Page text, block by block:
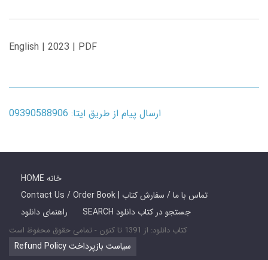
English | 2023 | PDF
ارسال پیام از طریق ایتا: 09390588906
HOME خانه
Contact Us / Order Book | تماس با ما / سفارش کتاب
راهنمای دانلود
SEARCH جستجو در کتاب دانلود
کتاب دانلود: از 1391 تا کنون - تمامی حقوق محفوظ است
Refund Policy سیاست بازپرداخت